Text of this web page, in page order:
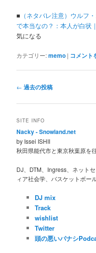
■ （ネタバレ注意）ウルフ
で本当なの？：本人が白状
気になる
カテゴリー:memo | コメント
投
ナ
ビ
ー
シ
ョ
ン
← 過去の投稿
SITE INFO
Nacky - Snowland.net
by Issei ISHII
秋田県能代市と東京秋葉原を
DJ、DTM、Ingress、ネット
ィア社会学、バスケットボー
DJ mix
Track
wishlist
Twitter
頭の悪いパナシ